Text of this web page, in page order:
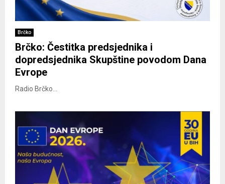
Brčko
Brčko: Čestitka predsjednika i
dopredsjednika Skupštine povodom Dana
Evrope
Radio Brčko...